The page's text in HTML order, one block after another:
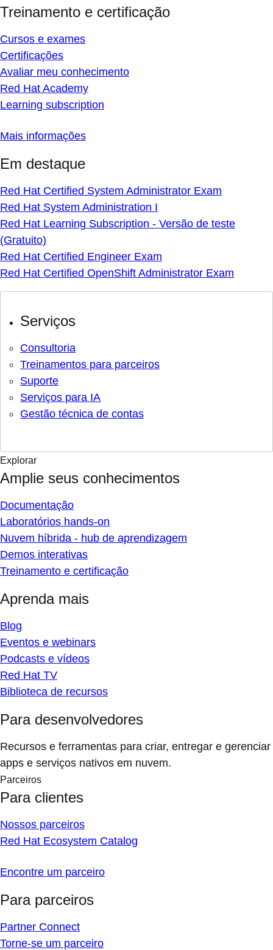
Treinamento e certificação
Cursos e exames
Certificações
Avaliar meu conhecimento
Red Hat Academy
Learning subscription
Mais informações
Em destaque
Red Hat Certified System Administrator Exam
Red Hat System Administration I
Red Hat Learning Subscription - Versão de teste
(Gratuito)
Red Hat Certified Engineer Exam
Red Hat Certified OpenShift Administrator Exam
Serviços
Consultoria
Treinamentos para parceiros
Suporte
Serviços para IA
Gestão técnica de contas
Explorar
Amplie seus conhecimentos
Documentação
Laboratórios hands-on
Nuvem híbrida - hub de aprendizagem
Demos interativas
Treinamento e certificação
Aprenda mais
Blog
Eventos e webinars
Podcasts e vídeos
Red Hat TV
Biblioteca de recursos
Para desenvolvedores
Recursos e ferramentas para criar, entregar e gerenciar
apps e serviços nativos em nuvem.
Parceiros
Para clientes
Nossos parceiros
Red Hat Ecosystem Catalog
Encontre um parceiro
Para parceiros
Partner Connect
Torne-se um parceiro